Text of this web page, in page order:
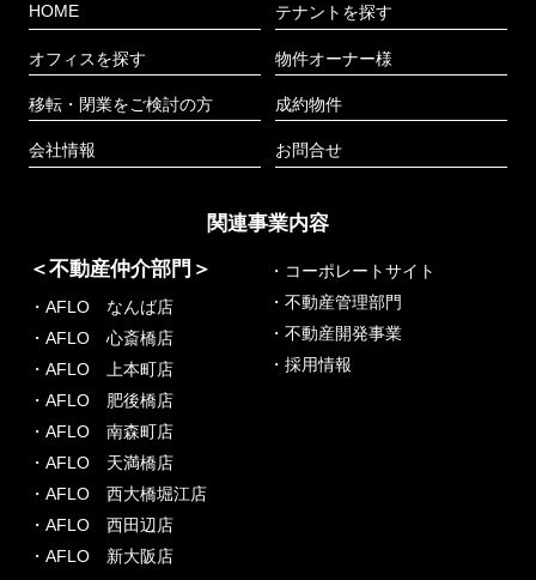
HOME
オフィスを探す
移転・閉業をご検討の方
会社情報
テナントを探す
物件オーナー様
成約物件
お問合せ
関連事業内容
＜不動産仲介部門＞
・AFLO なんば店
・AFLO 心斎橋店
・AFLO 上本町店
・AFLO 肥後橋店
・AFLO 南森町店
・AFLO 天満橋店
・AFLO 西大橋堀江店
・AFLO 西田辺店
・AFLO 新大阪店
・コーポレートサイト
・不動産管理部門
・不動産開発事業
・採用情報